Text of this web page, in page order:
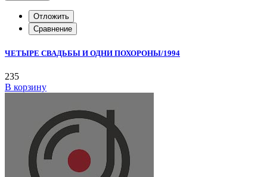
Отложить
Сравнение
ЧЕТЫРЕ СВАДЬБЫ И ОДНИ ПОХОРОНЫ/1994
235
В корзину